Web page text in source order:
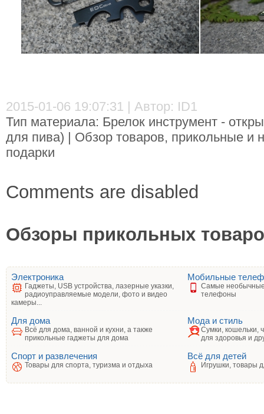
2015-01-06 19:07:31 | Автор: ID1
Тип материала: Брелок инструмент -
для пива) | Обзор товаров, прикольные
подарки
Comments are disabled
Обзоры прикольных
Электроника
Гаджеты, USB устройства, лазерные указки,
радиоуправляемые модели, фото и видео
камеры...
Мобильные
Самые
телефоны
Для дома
Всё для дома, ванной и кухни, а также
прикольные гаджеты для дома
Мода и стиль
Сумки, кошельки,
для здоровья и
Спорт и развлечения
Товары для спорта, туризма и отдыха
Всё для детей
Игрушки, товары